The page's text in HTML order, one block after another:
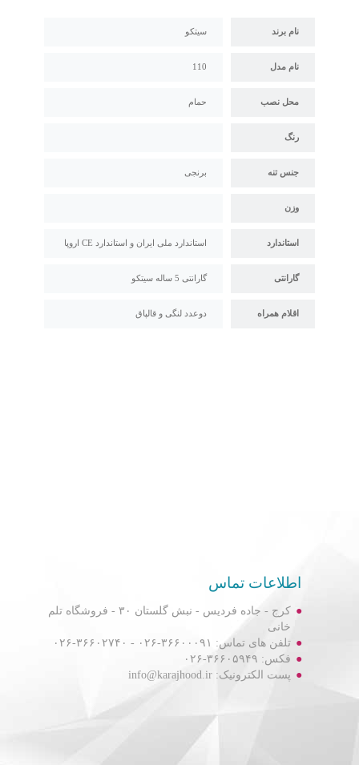
نام برند سیتکو
نام مدل 110
محل نصب حمام
رنگ
جنس تنه برنجی
وزن
استاندارد استاندارد ملی ایران و استاندارد CE اروپا
گارانتی گارانتی 5 ساله سیتکو
اقلام همراه دوعدد لنگی و قالپاق
اطلاعات تماس
کرج - جاده فردیس - نبش گلستان ۳۰ - فروشگاه تلم
خانی
تلفن های تماس: ۳۶۶۰۰۰۹۱-۰۲۶ - ۳۶۶۰۲۷۴۰-۰۲۶
فکس: ۳۶۶۰۵۹۴۹-۰۲۶
پست الکترونیک: info@karajhood.ir